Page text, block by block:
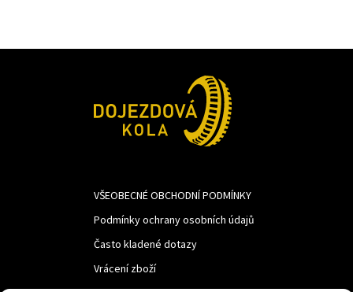
VŠEOBECNÉ OBCHODNÍ PODMÍNKY
Podmínky ochrany osobních údajů
Často kladené dotazy
Vrácení zboží